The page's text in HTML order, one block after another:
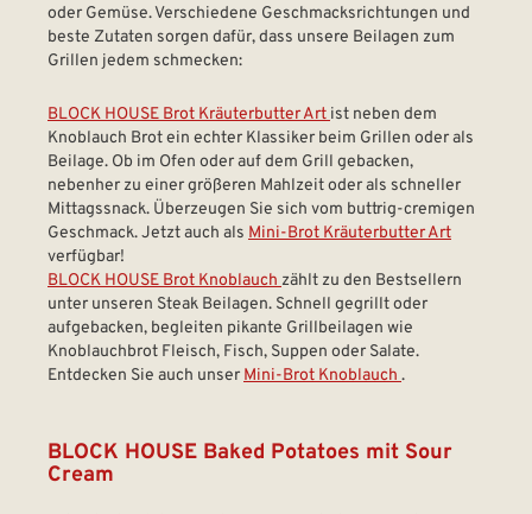
oder Gemüse. Verschiedene Geschmacksrichtungen und
beste Zutaten sorgen dafür, dass unsere Beilagen zum
Grillen jedem schmecken:
BLOCK HOUSE Brot Kräuterbutter Art ist neben dem
Knoblauch Brot ein echter Klassiker beim Grillen oder als
Beilage. Ob im Ofen oder auf dem Grill gebacken,
nebenher zu einer größeren Mahlzeit oder als schneller
Mittagssnack. Überzeugen Sie sich vom buttrig-cremigen
Geschmack. Jetzt auch als Mini-Brot Kräuterbutter Art
verfügbar!
BLOCK HOUSE Brot Knoblauch zählt zu den Bestsellern
unter unseren Steak Beilagen. Schnell gegrillt oder
aufgebacken, begleiten pikante Grillbeilagen wie
Knoblauchbrot Fleisch, Fisch, Suppen oder Salate.
Entdecken Sie auch unser Mini-Brot Knoblauch .
BLOCK HOUSE Baked Potatoes mit Sour
Cream